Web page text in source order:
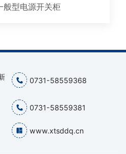
般型电源开关柜
0731-58559368
0731-58559381
www.xtsddq.cn